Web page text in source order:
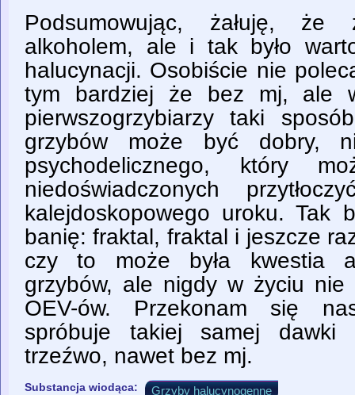
Podsumowując, żałuję, że
alkoholem, ale i tak było
halucynacji. Osobiście nie
tym bardziej że bez mj, ale
pierwszogrzybiarzy taki
grzybów może być dobry,
psychodelicznego, który
niedoświadczonych
kalejdoskopowego uroku. Tak
banię: fraktal, fraktal i jeszcze
czy to może była kwestia
grzybów, ale nigdy w życiu nie
OEV-ów. Przekonam się
spróbuje takiej samej
trzeźwo, nawet bez mj.
Substancja wiodąca: Grzyby halucynogenne